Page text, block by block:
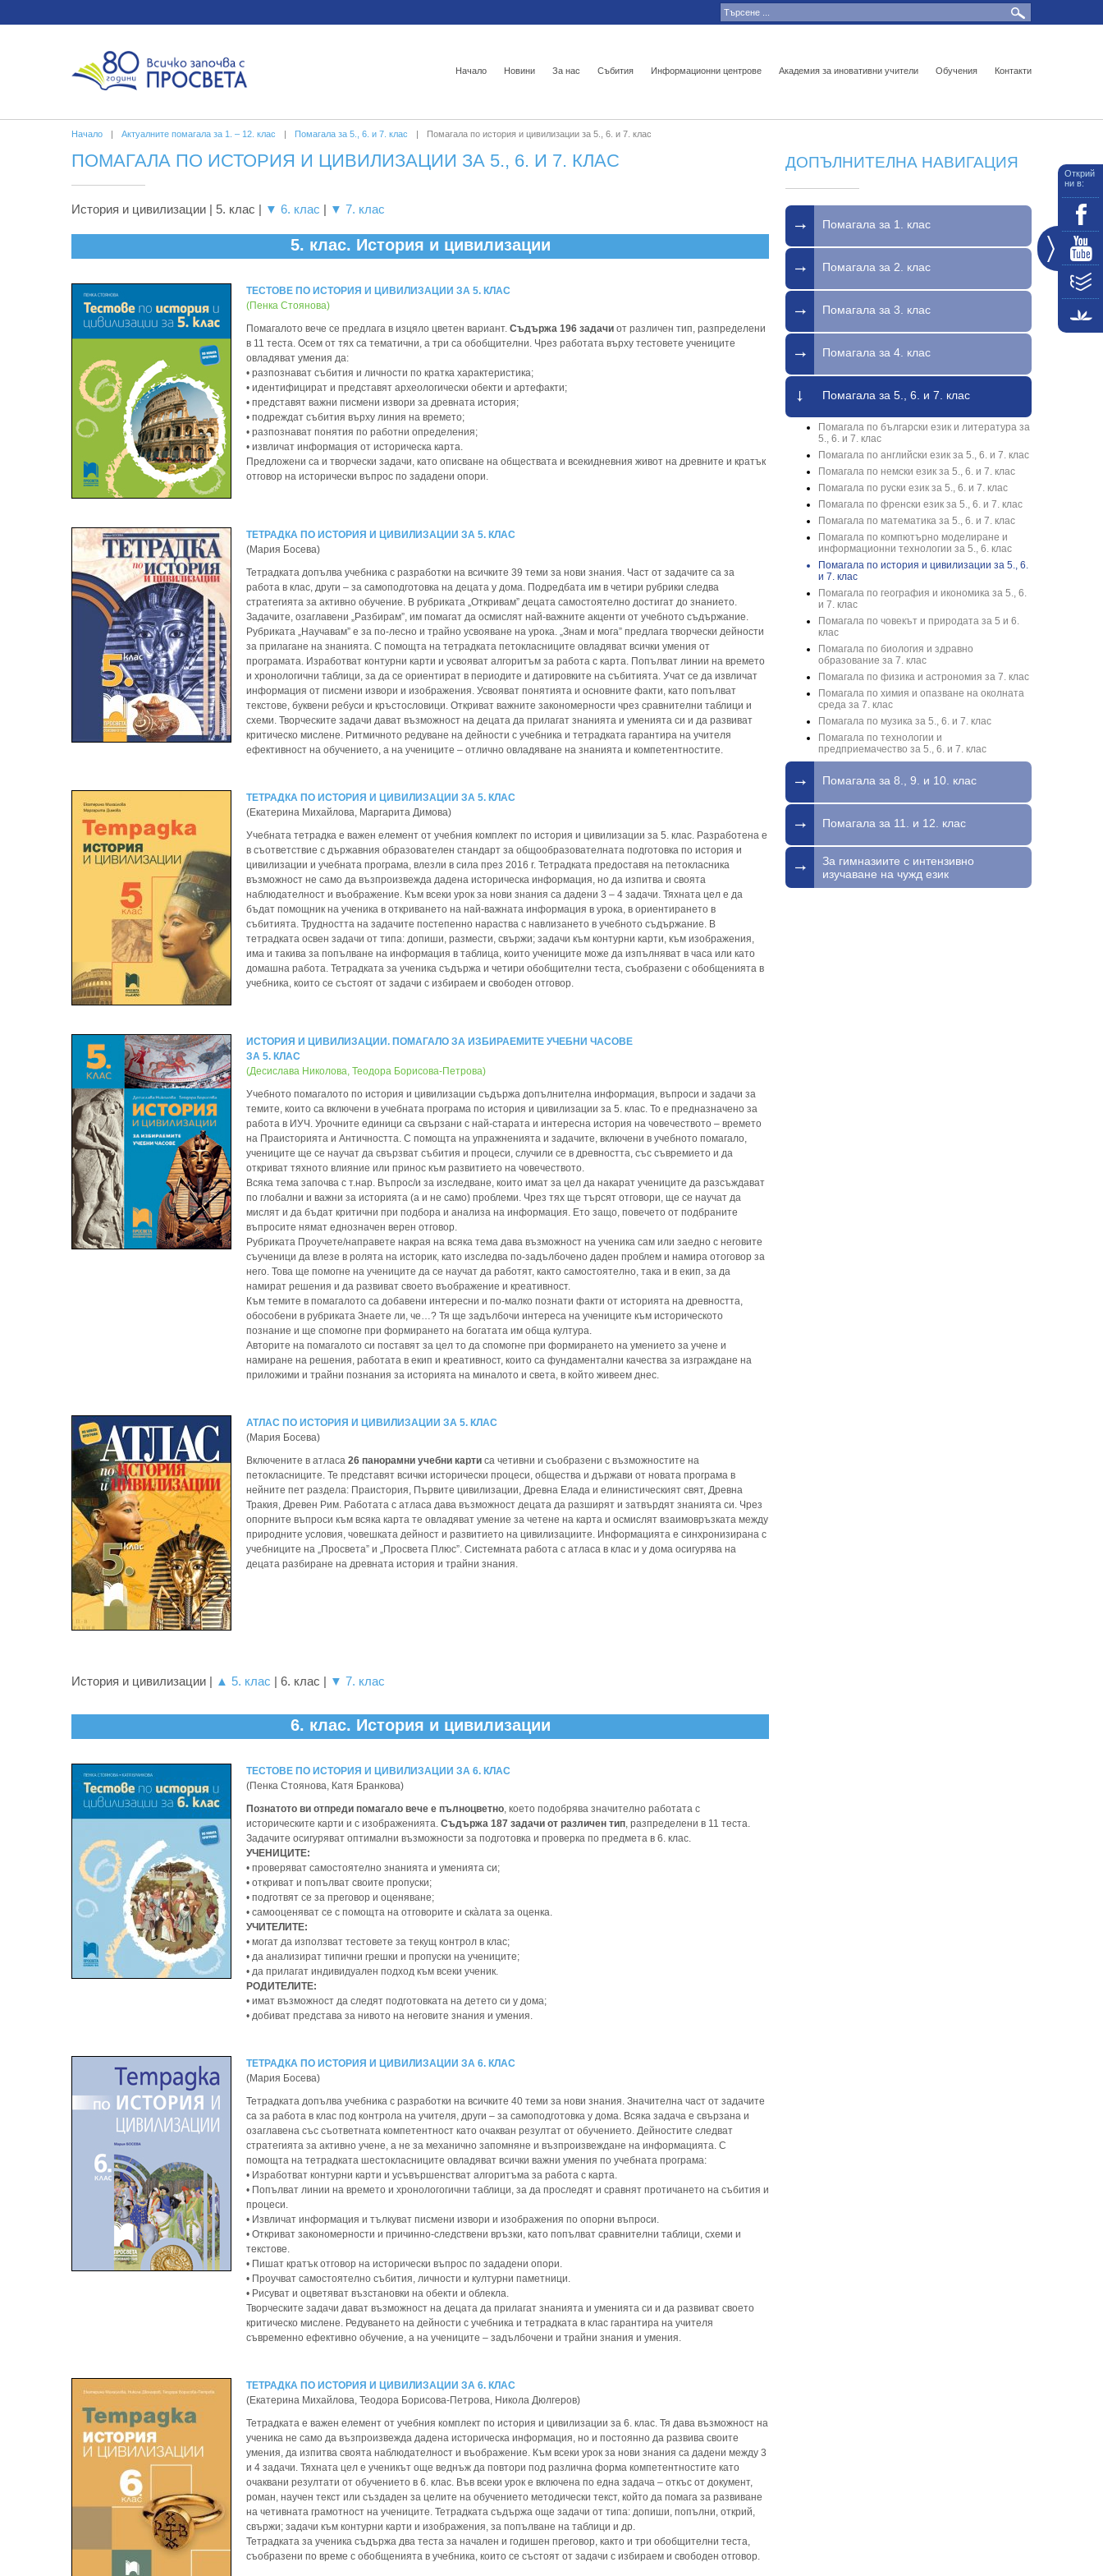
Начало Новини За нас Събития Информационни центрове Академия за иновативни учители Обучения Контакти
Начало | Актуалните помагала за 1. – 12. клас | Помагала за 5., 6. и 7. клас | Помагала по история и цивилизации за 5., 6. и 7. клас
ПОМАГАЛА ПО ИСТОРИЯ И ЦИВИЛИЗАЦИИ ЗА 5., 6. И 7. КЛАС
История и цивилизации | 5. клас | ▼ 6. клас | ▼ 7. клас
5. клас. История и цивилизации
ТЕСТОВЕ ПО ИСТОРИЯ И ЦИВИЛИЗАЦИИ ЗА 5. КЛАС
(Пенка Стоянова)
Помагалото вече се предлага в изцяло цветен вариант. Съдържа 196 задачи от различен тип, разпределени
в 11 теста. Осем от тях са тематични, а три са обобщителни. Чрез работата върху тестовете учениците
овладяват умения да:
• разпознават събития и личности по кратка характеристика;
• идентифицират и представят археологически обекти и артефакти;
• представят важни писмени извори за древната история;
• подреждат събития върху линия на времето;
• разпознават понятия по работни определения;
• извличат информация от историческа карта.
Предложени са и творчески задачи, като описване на обществата и всекидневния живот на древните и кратък
отговор на исторически въпрос по зададени опори.
ТЕТРАДКА ПО ИСТОРИЯ И ЦИВИЛИЗАЦИИ ЗА 5. КЛАС
(Мария Босева)
Тетрадката допълва учебника с разработки на всичките 39 теми за нови знания. Част от задачите са за
работа в клас, други – за самоподготовка на децата у дома. Подредбата им в четири рубрики следва
стратегията за активно обучение. В рубриката „Откривам” децата самостоятелно достигат до знанието.
Задачите, озаглавени „Разбирам”, им помагат да осмислят най-важните акценти от учебното съдържание.
Рубриката „Научавам” е за по-лесно и трайно усвояване на урока. „Знам и мога” предлага творчески дейности
за прилагане на знанията. С помощта на тетрадката петокласниците овладяват всички умения от
програмата. Изработват контурни карти и усвояват алгоритъм за работа с карта. Попълват линии на времето
и хронологични таблици, за да се ориентират в периодите и датировките на събитията. Учат се да извличат
информация от писмени извори и изображения. Усвояват понятията и основните факти, като попълват
текстове, буквени ребуси и кръстословици. Откриват важните закономерности чрез сравнителни таблици и
схеми. Творческите задачи дават възможност на децата да прилагат знанията и уменията си и да развиват
критическо мислене. Ритмичното редуване на дейности с учебника и тетрадката гарантира на учителя
ефективност на обучението, а на учениците – отлично овладяване на знанията и компетентностите.
ТЕТРАДКА ПО ИСТОРИЯ И ЦИВИЛИЗАЦИИ ЗА 5. КЛАС
(Екатерина Михайлова, Маргарита Димова)
Учебната тетрадка е важен елемент от учебния комплект по история и цивилизации за 5. клас. Разработена е
в съответствие с държавния образователен стандарт за общообразователната подготовка по история и
цивилизации и учебната програма, влезли в сила през 2016 г. Тетрадката предоставя на петокласника
възможност не само да възпроизвежда дадена историческа информация, но да изпитва и своята
наблюдателност и въображение. Към всеки урок за нови знания са дадени 3 – 4 задачи. Тяхната цел е да
бъдат помощник на ученика в откриването на най-важната информация в урока, в ориентирането в
събитията. Трудността на задачите постепенно нараства с навлизането в учебното съдържание. В
тетрадката освен задачи от типа: допиши, размести, свържи; задачи към контурни карти, към изображения,
има и такива за попълване на информация в таблица, които учениците може да изпълняват в часа или като
домашна работа. Тетрадката за ученика съдържа и четири обобщителни теста, съобразени с обобщенията в
учебника, които се състоят от задачи с избираем и свободен отговор.
ИСТОРИЯ И ЦИВИЛИЗАЦИИ. ПОМАГАЛО ЗА ИЗБИРАЕМИТЕ УЧЕБНИ ЧАСОВЕ
ЗА 5. КЛАС
(Десислава Николова, Теодора Борисова-­Петрова)
Учебното помагалото по история и цивилизации съдържа допълнителна информация, въпроси и задачи за
темите, които са включени в учебната програма по история и цивилизации за 5. клас. То е предназначено за
работа в ИУЧ. Урочните единици са свързани с най-старата и интересна история на човечеството – времето
на Праисторията и Античността. С помощта на упражненията и задачите, включени в учебното помагало,
учениците ще се научат да свързват събития и процеси, случили се в древността, със съвремието и да
откриват тяхното влияние или принос към развитието на човечеството.
Всяка тема започва с т.нар. Въпрос/и за изследване, които имат за цел да накарат учениците да разсъждават
по глобални и важни за историята (а и не само) проблеми. Чрез тях ще търсят отговори, ще се научат да
мислят и да бъдат критични при подбора и анализа на информация. Ето защо, повечето от подбраните
въпросите нямат еднозначен верен отговор.
Рубриката Проучете/направете накрая на всяка тема дава възможност на ученика сам или заедно с неговите
съученици да влезе в ролята на историк, като изследва по-задълбочено даден проблем и намира отоговор за
него. Това ще помогне на учениците да се научат да работят, както самостоятелно, така и в екип, за да
намират решения и да развиват своето въображение и креативност.
Към темите в помагалото са добавени интересни и по-малко познати факти от историята на древността,
обособени в рубриката Знаете ли, че…? Тя ще задълбочи интереса на учениците към историческото
познание и ще спомогне при формирането на богатата им обща култура.
Авторите на помагалото си поставят за цел то да спомогне при формирането на умението за учене и
намиране на решения, работата в екип и креативност, които са фундаментални качества за изграждане на
приложими и трайни познания за историята на миналото и света, в който живеем днес.
АТЛАС ПО ИСТОРИЯ И ЦИВИЛИЗАЦИИ ЗА 5. КЛАС
(Мария Босева)
Включените в атласа 26 панорамни учебни карти са четивни и съобразени с възможностите на
петокласниците. Те представят всички исторически процеси, общества и държави от новата програма в
нейните пет раздела: Праистория, Първите цивилизации, Древна Елада и елинистическият свят, Древна
Тракия, Древен Рим. Работата с атласа дава възможност децата да разширят и затвърдят знанията си. Чрез
опорните въпроси към всяка карта те овладяват умение за четене на карта и осмислят взаимовръзката между
природните условия, човешката дейност и развитието на цивилизациите. Информацията е синхронизирана с
учебниците на „Просвета” и „Просвета Плюс”. Системната работа с атласа в клас и у дома осигурява на
децата разбиране на древната история и трайни знания.
История и цивилизации | ▲ 5. клас | 6. клас | ▼ 7. клас
6. клас. История и цивилизации
ТЕСТОВЕ ПО ИСТОРИЯ И ЦИВИЛИЗАЦИИ ЗА 6. КЛАС
(Пенка Стоянова, Катя Бранкова)
Познатото ви отпреди помагало вече е пълноцветно, което подобрява значително работата с
историческите карти и с изображенията. Съдържа 187 задачи от различен тип, разпределени в 11 теста.
Задачите осигуряват оптимални възможности за подготовка и проверка по предмета в 6. клас.
УЧЕНИЦИТЕ:
• проверяват самостоятелно знанията и уменията си;
• откриват и попълват своите пропуски;
• подготвят се за преговор и оценяване;
• самооценяват се с помощта на отговорите и скàлата за оценка.
УЧИТЕЛИТЕ:
• могат да използват тестовете за текущ контрол в клас;
• да анализират типични грешки и пропуски на учениците;
• да прилагат индивидуален подход към всеки ученик.
РОДИТЕЛИТЕ:
• имат възможност да следят подготовката на детето си у дома;
• добиват представа за нивото на неговите знания и умения.
ТЕТРАДКА ПО ИСТОРИЯ И ЦИВИЛИЗАЦИИ ЗА 6. КЛАС
(Мария Босева)
Тетрадката допълва учебника с разработки на всичките 40 теми за нови знания. Значителна част от задачите
са за работа в клас под контрола на учителя, други – за самоподготовка у дома. Всяка задача е свързана и
озаглавена със съответната компетентност като очакван резултат от обучението. Дейностите следват
стратегията за активно учене, а не за механично запомняне и възпроизвеждане на информацията. С
помощта на тетрадката шестокласниците овладяват всички важни умения по учебната програма:
• Изработват контурни карти и усъвършенстват алгоритъма за работа с карта.
• Попълват линии на времето и хронологогични таблици, за да проследят и сравнят протичането на събития и
процеси.
• Извличат информация и тълкуват писмени извори и изображения по опорни въпроси.
• Откриват закономерности и причинно-следствени връзки, като попълват сравнителни таблици, схеми и
текстове.
• Пишат кратък отговор на исторически въпрос по зададени опори.
• Проучват самостоятелно събития, личности и културни паметници.
• Рисуват и оцветяват възстановки на обекти и облекла.
Творческите задачи дават възможност на децата да прилагат знанията и уменията си и да развиват своето
критическо мислене. Редуването на дейности с учебника и тетрадката в клас гарантира на учителя
съвременно ефективно обучение, а на учениците – задълбочени и трайни знания и умения.
ТЕТРАДКА ПО ИСТОРИЯ И ЦИВИЛИЗАЦИИ ЗА 6. КЛАС
(Екатерина Михайлова, Теодора Борисова-Петрова, Никола Дюлгеров)
Тетрадката е важен елемент от учебния комплект по история и цивилизации за 6. клас. Тя дава възможност на
ученика не само да възпроизвежда дадена историческа информация, но и постоянно да развива своите
умения, да изпитва своята наблюдателност и въображение. Към всеки урок за нови знания са дадени между 3
и 4 задачи. Тяхната цел е ученикът още веднъж да повтори под различна форма компетентностите като
очаквани резултати от обучението в 6. клас. Във всеки урок е включена по една задача – откъс от документ,
роман, научен текст или създаден за целите на обучението методически текст, който да помага за развиване
на четивната грамотност на учениците. Тетрадката съдържа още задачи от типа: допиши, попълни, открий,
свържи; задачи към контурни карти и изображения, за попълване на таблици и др.
Тетрадката за ученика съдържа два теста за начален и годишен преговор, както и три обобщителни теста,
съобразени по време с обобщенията в учебника, които се състоят от задачи с избираем и свободен отговор.
ДОПЪЛНИТЕЛНА НАВИГАЦИЯ
Помагала за 1. клас
Помагала за 2. клас
Помагала за 3. клас
Помагала за 4. клас
Помагала за 5., 6. и 7. клас
Помагала по български език и литература за
5., 6. и 7. клас
Помагала по английски език за 5., 6. и 7. клас
Помагала по немски език за 5., 6. и 7. клас
Помагала по руски език за 5., 6. и 7. клас
Помагала по френски език за 5., 6. и 7. клас
Помагала по математика за 5., 6. и 7. клас
Помагала по компютърно моделиране и
информационни технологии за 5., 6. клас
Помагала по история и цивилизации за 5., 6.
и 7. клас
Помагала по география и икономика за 5., 6.
и 7. клас
Помагала по човекът и природата за 5 и 6.
клас
Помагала по биология и здравно
образование за 7. клас
Помагала по физика и астрономия за 7. клас
Помагала по химия и опазване на околната
среда за 7. клас
Помагала по музика за 5., 6. и 7. клас
Помагала по технологии и
предприемачество за 5., 6. и 7. клас
Помагала за 8., 9. и 10. клас
Помагала за 11. и 12. клас
За гимназиите с интензивно
изучаване на чужд език
Открий
ни в: